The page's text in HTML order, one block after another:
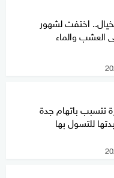
اختفت لشهور
والماء
باتهام جدة
للتسول بها